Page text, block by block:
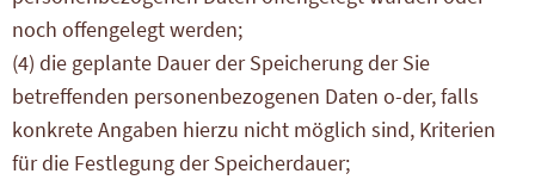
noch offengelegt werden;
(4) die geplante Dauer der Speicherung der Sie
betreffenden personenbezogenen Daten o-der, falls
konkrete Angaben hierzu nicht möglich sind, Kriterien
für die Festlegung der Speicherdauer;